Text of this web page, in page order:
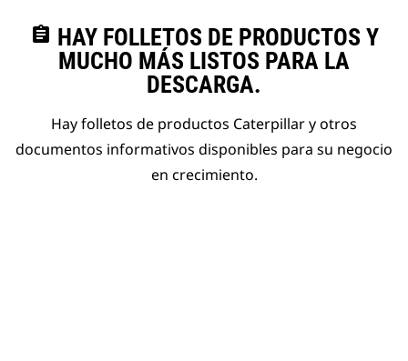
assignment HAY FOLLETOS DE PRODUCTOS Y
MUCHO MÁS LISTOS PARA LA
DESCARGA.
Hay folletos de productos Caterpillar y otros
documentos informativos disponibles para su negocio
en crecimiento.